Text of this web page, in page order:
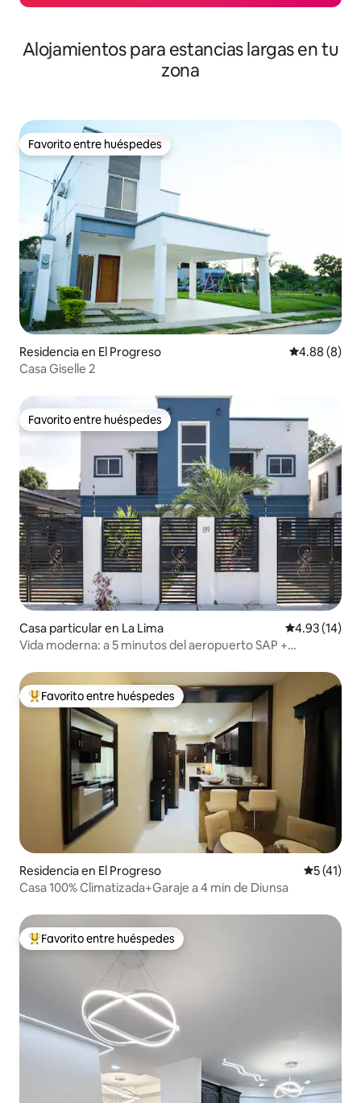
Alojamientos para estancias largas en tu
zona
Favorito entre huéspedes
Favorito entre huéspedes
Residencia en El Progreso Calificación
4.88 (8)
Casa Giselle 2
Favorito entre huéspedes
Favorito entre huéspedes
Casa particular en La Lima Calificación
4.93 (14)
Vida moderna: a 5 minutos del aeropuerto SAP +
De los mejores en Favorito entre huéspedes
Favorito entre huéspedes
Residencia en El Progreso
5 (41)
Casa 100% Climatizada+Garaje a 4 min de Diunsa
De los mejores en Favorito entre huéspedes
Favorito entre huéspedes